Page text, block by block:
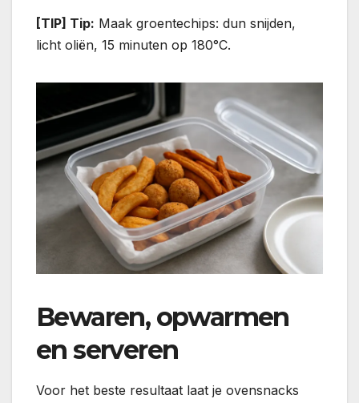
[TIP] Tip: Maak groentechips: dun snijden,
licht oliën, 15 minuten op 180°C.
Bewaren, opwarmen
en serveren
Voor het beste resultaat laat je ovensnacks